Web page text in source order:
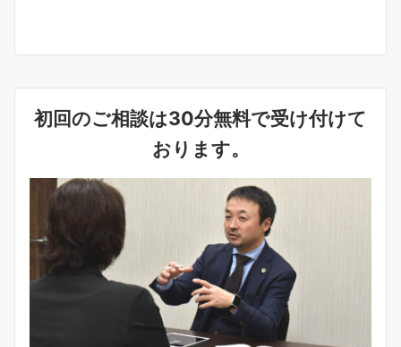
初回のご相談は30分無料で受け付けて
おります。